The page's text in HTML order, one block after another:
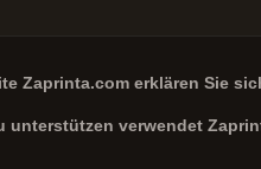
Zaprinta.comerklären Sie
unterstützen verwendet